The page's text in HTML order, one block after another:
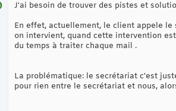
J'ai besoin de trouver des pistes et
En effet, actuellement, le client appele
on intervient, quand cette intervention
du temps à traiter chaque mail .
La problématique: le secrétariat c'est
pour rien entre le secrétariat et nous,